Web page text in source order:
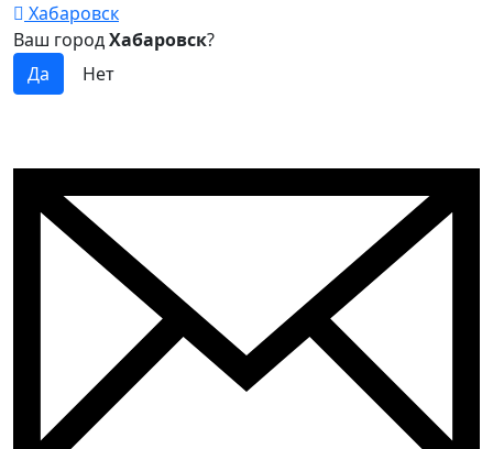
Хабаровск
Ваш городХабаровск?